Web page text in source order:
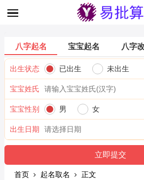
八字起名 宝宝起名 八字
出生状态 已出生 未出生
宝宝姓氏
宝宝性别 男 女
出生日期
首页 起名取名 正文